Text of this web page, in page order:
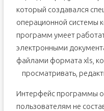
который создавался
операционной системы
программ умеет
электронными
файлами формата xls,
просматривать,
Интерфейс программы
пользователям не